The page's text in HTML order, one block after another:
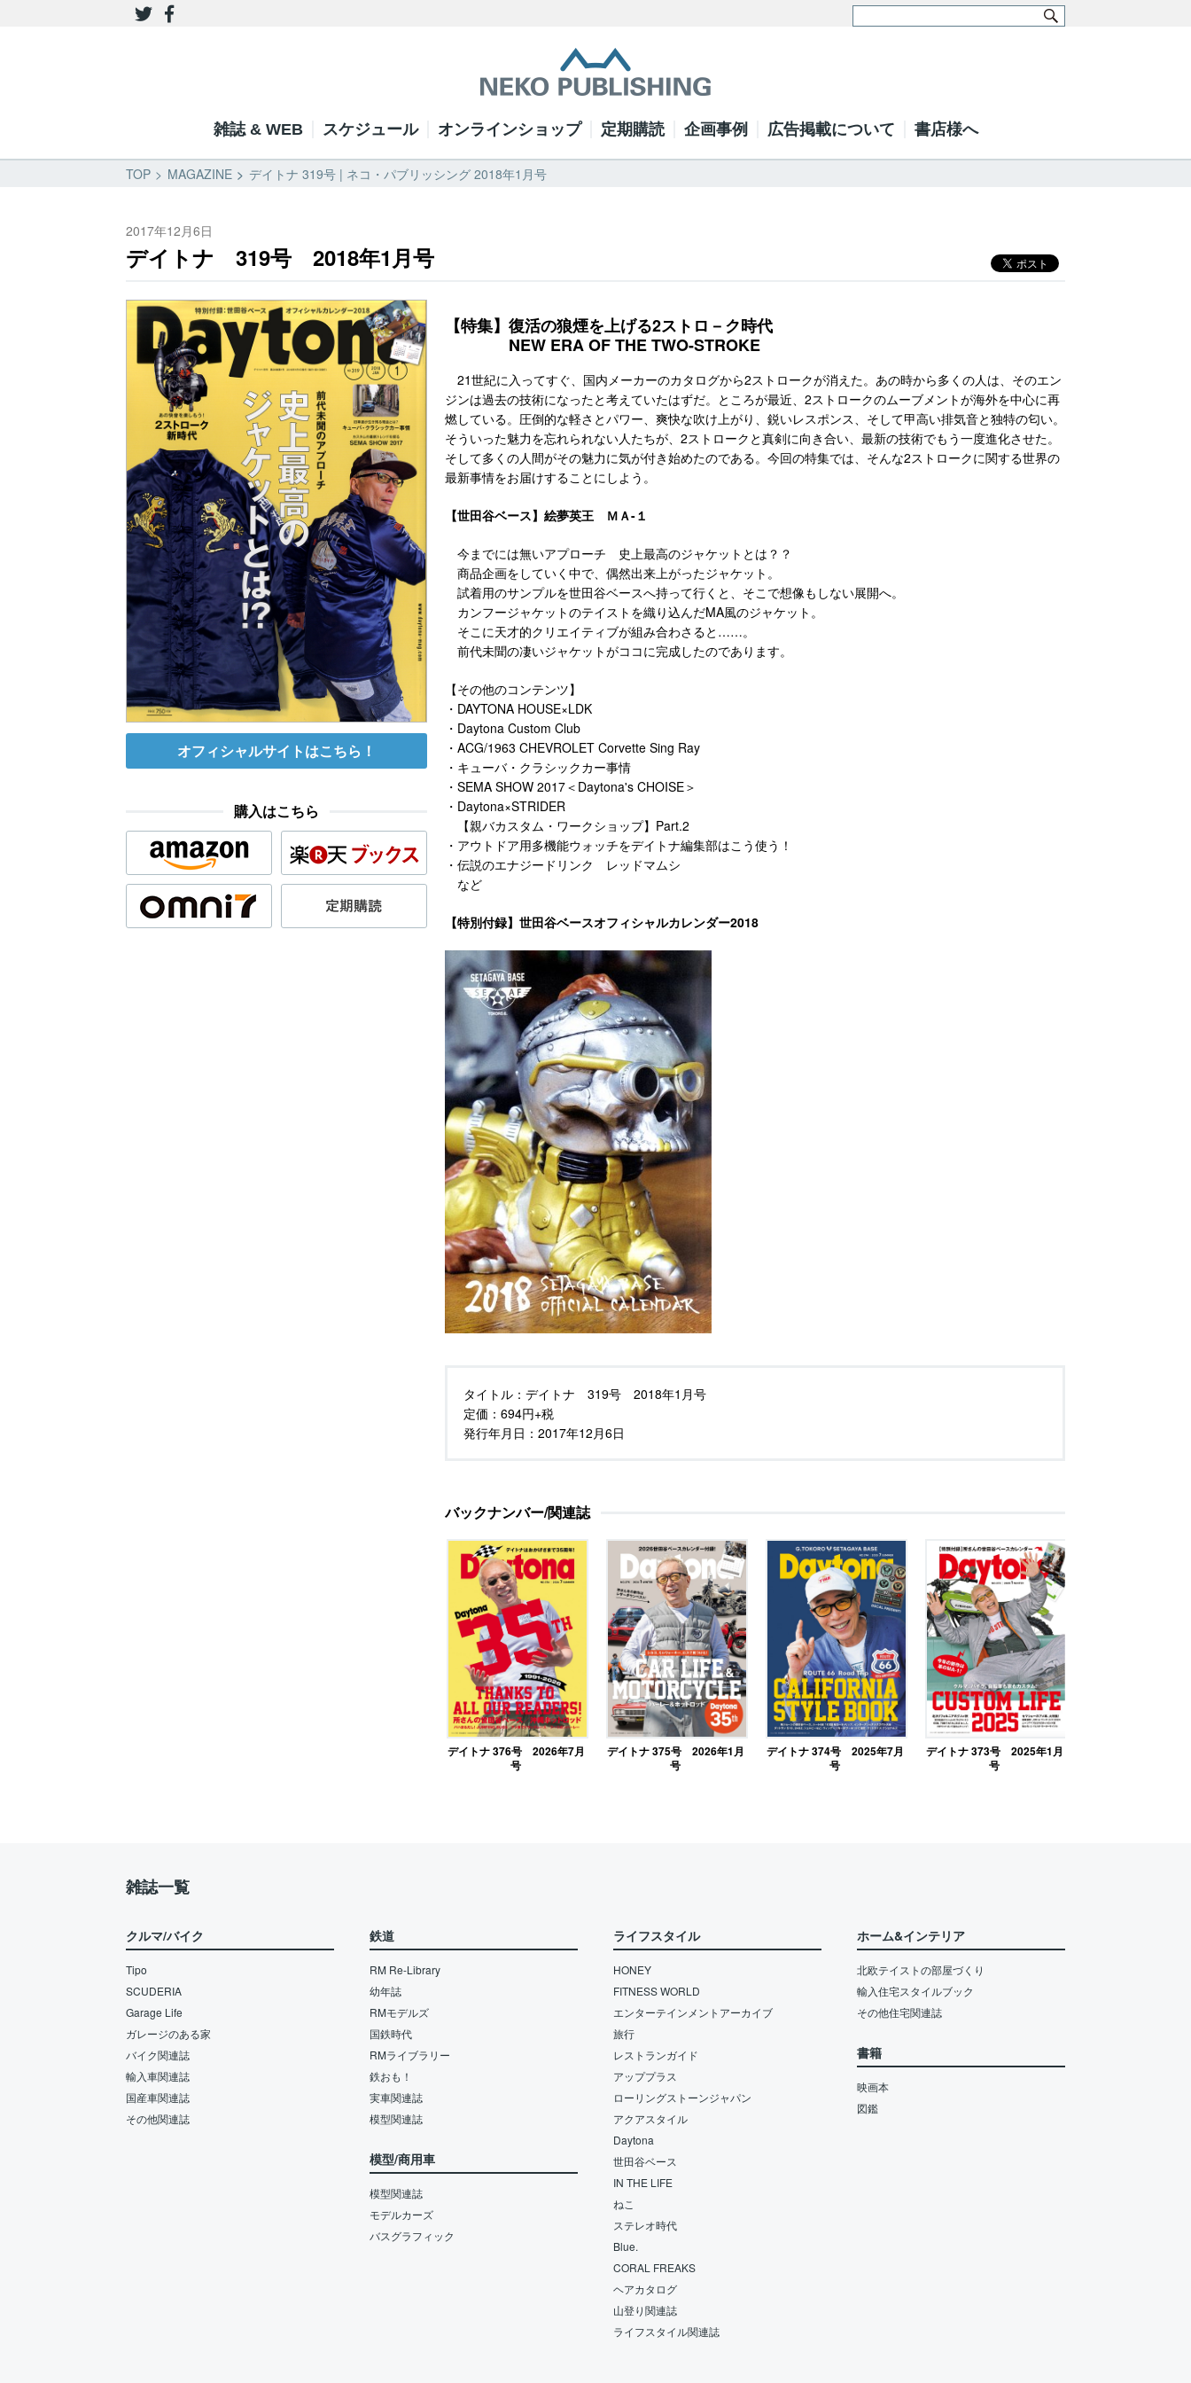
雑誌 & WEB スケジュール オンラインショップ 定期購読 企画事例 広告掲載について 書店様へ
TOP MAGAZINE デイトナ 319号 | ネコ・パブリッシング 2018年1月号
2017年12月6日
デイトナ 319号 2018年1月号
オフィシャルサイトはこちら！
購入はこちら
【特集】復活の狼煙を上げる2ストロ－ク時代
NEW ERA OF THE TWO-STROKE
21世紀に入ってすぐ、国内メーカーのカタログから2ストロークが消えた。あの時から多くの人は、そのエン
ジンは過去の技術になったと考えていたはずだ。ところが最近、2ストロークのムーブメントが海外を中心に再
燃している。圧倒的な軽さとパワー、爽快な吹け上がり、鋭いレスポンス、そして甲高い排気音と独特の匂い。
そういった魅力を忘れられない人たちが、2ストロークと真剣に向き合い、最新の技術でもう一度進化させた。
そして多くの人間がその魅力に気が付き始めたのである。今回の特集では、そんな2ストロークに関する世界の
最新事情をお届けすることにしよう。
【世田谷ベース】絵夢英王 ＭＡ-１
今までには無いアプローチ 史上最高のジャケットとは？？
商品企画をしていく中で、偶然出来上がったジャケット。
試着用のサンプルを世田谷ベースへ持って行くと、そこで想像もしない展開へ。
カンフージャケットのテイストを織り込んだMA風のジャケット。
そこに天才的クリエイティブが組み合わさると……。
前代未聞の凄いジャケットがココに完成したのであります。
【その他のコンテンツ】
・DAYTONA HOUSE×LDK
・Daytona Custom Club
・ACG/1963 CHEVROLET Corvette Sing Ray
・キューバ・クラシックカー事情
・SEMA SHOW 2017＜Daytona's CHOISE＞
・Daytona×STRIDER
【親バカスタム・ワークショップ】Part.2
・アウトドア用多機能ウォッチをデイトナ編集部はこう使う！
・伝説のエナジードリンク レッドマムシ
など
【特別付録】世田谷ベースオフィシャルカレンダー2018
タイトル： デイトナ 319号 2018年1月号
定価： 694円+税
発行年月日： 2017年12月6日
バックナンバー/関連誌
デイトナ 376号 2026年7月
号
デイトナ 375号 2026年1月
号
デイトナ 374号 2025年7月
号
デイトナ 373号 2025年1月
号
雑誌一覧
クルマ/バイク
Tipo
SCUDERIA
Garage Life
ガレージのある家
バイク関連誌
輸入車関連誌
国産車関連誌
その他関連誌
鉄道
RM Re-Library
幼年誌
RMモデルズ
国鉄時代
RMライブラリー
鉄おも！
実車関連誌
模型関連誌
模型/商用車
模型関連誌
モデルカーズ
バスグラフィック
ライフスタイル
HONEY
FITNESS WORLD
エンターテインメントアーカイブ
旅行
レストランガイド
アッププラス
ローリングストーンジャパン
アクアスタイル
Daytona
世田谷ベース
IN THE LIFE
ねこ
ステレオ時代
Blue.
CORAL FREAKS
ヘアカタログ
山登り関連誌
ライフスタイル関連誌
ホーム&インテリア
北欧テイストの部屋づくり
輸入住宅スタイルブック
その他住宅関連誌
書籍
映画本
図鑑